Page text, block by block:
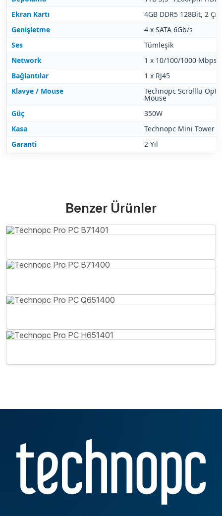
Ekran Kartı
4GB DDR5 128Bit, 2
Genişletme
4 x SATA 6Gb/s
Ses
Tümleşik
Network
1 x 10/100/1000 Mbps
Bağlantılar
1 x RJ45
Klavye / Mouse
Technopc Scrolllu
Mouse
Güç
350W
Kasa
Technopc Mini Tower
Garanti
2 Yıl
Benzer Ürünler